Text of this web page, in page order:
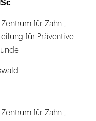
für Zahn-,
für Präventive
für Zahn-,